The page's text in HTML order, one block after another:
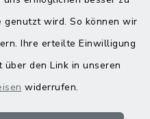
genutzt wird. So können wir
Ihre erteilte Einwilligung
den Link in unseren
widerrufen.